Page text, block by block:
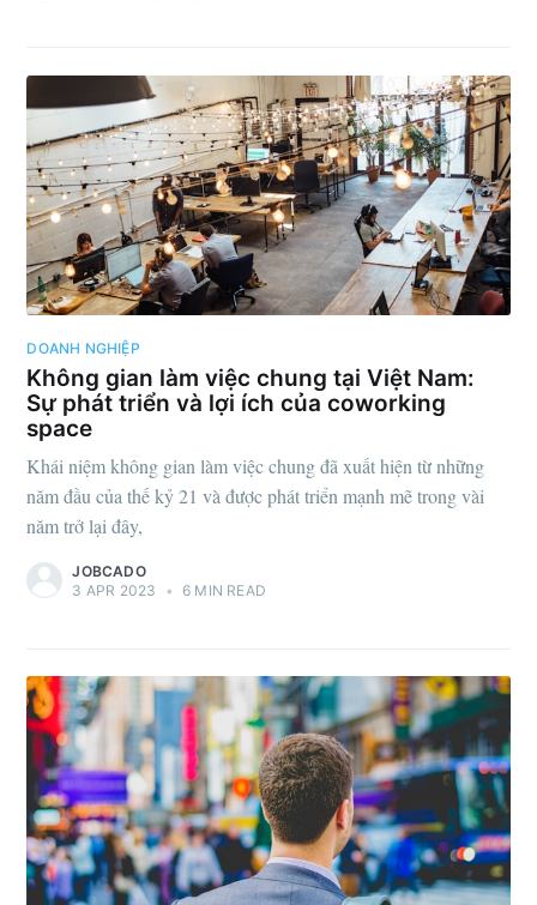
DOANH NGHIỆP
Không gian làm việc chung tại Việt Nam:
Sự phát triển và lợi ích của coworking
space
Khái niệm không gian làm việc chung đã xuất hiện từ những
năm đầu của thế kỷ 21 và được phát triển mạnh mẽ trong vài
năm trở lại đây,
JOBCADO
3 APR 2023
• 6 MIN READ